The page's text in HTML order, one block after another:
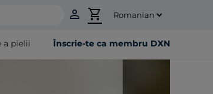
person shopping_cart
a pielii Înscrie-te ca membru DXN